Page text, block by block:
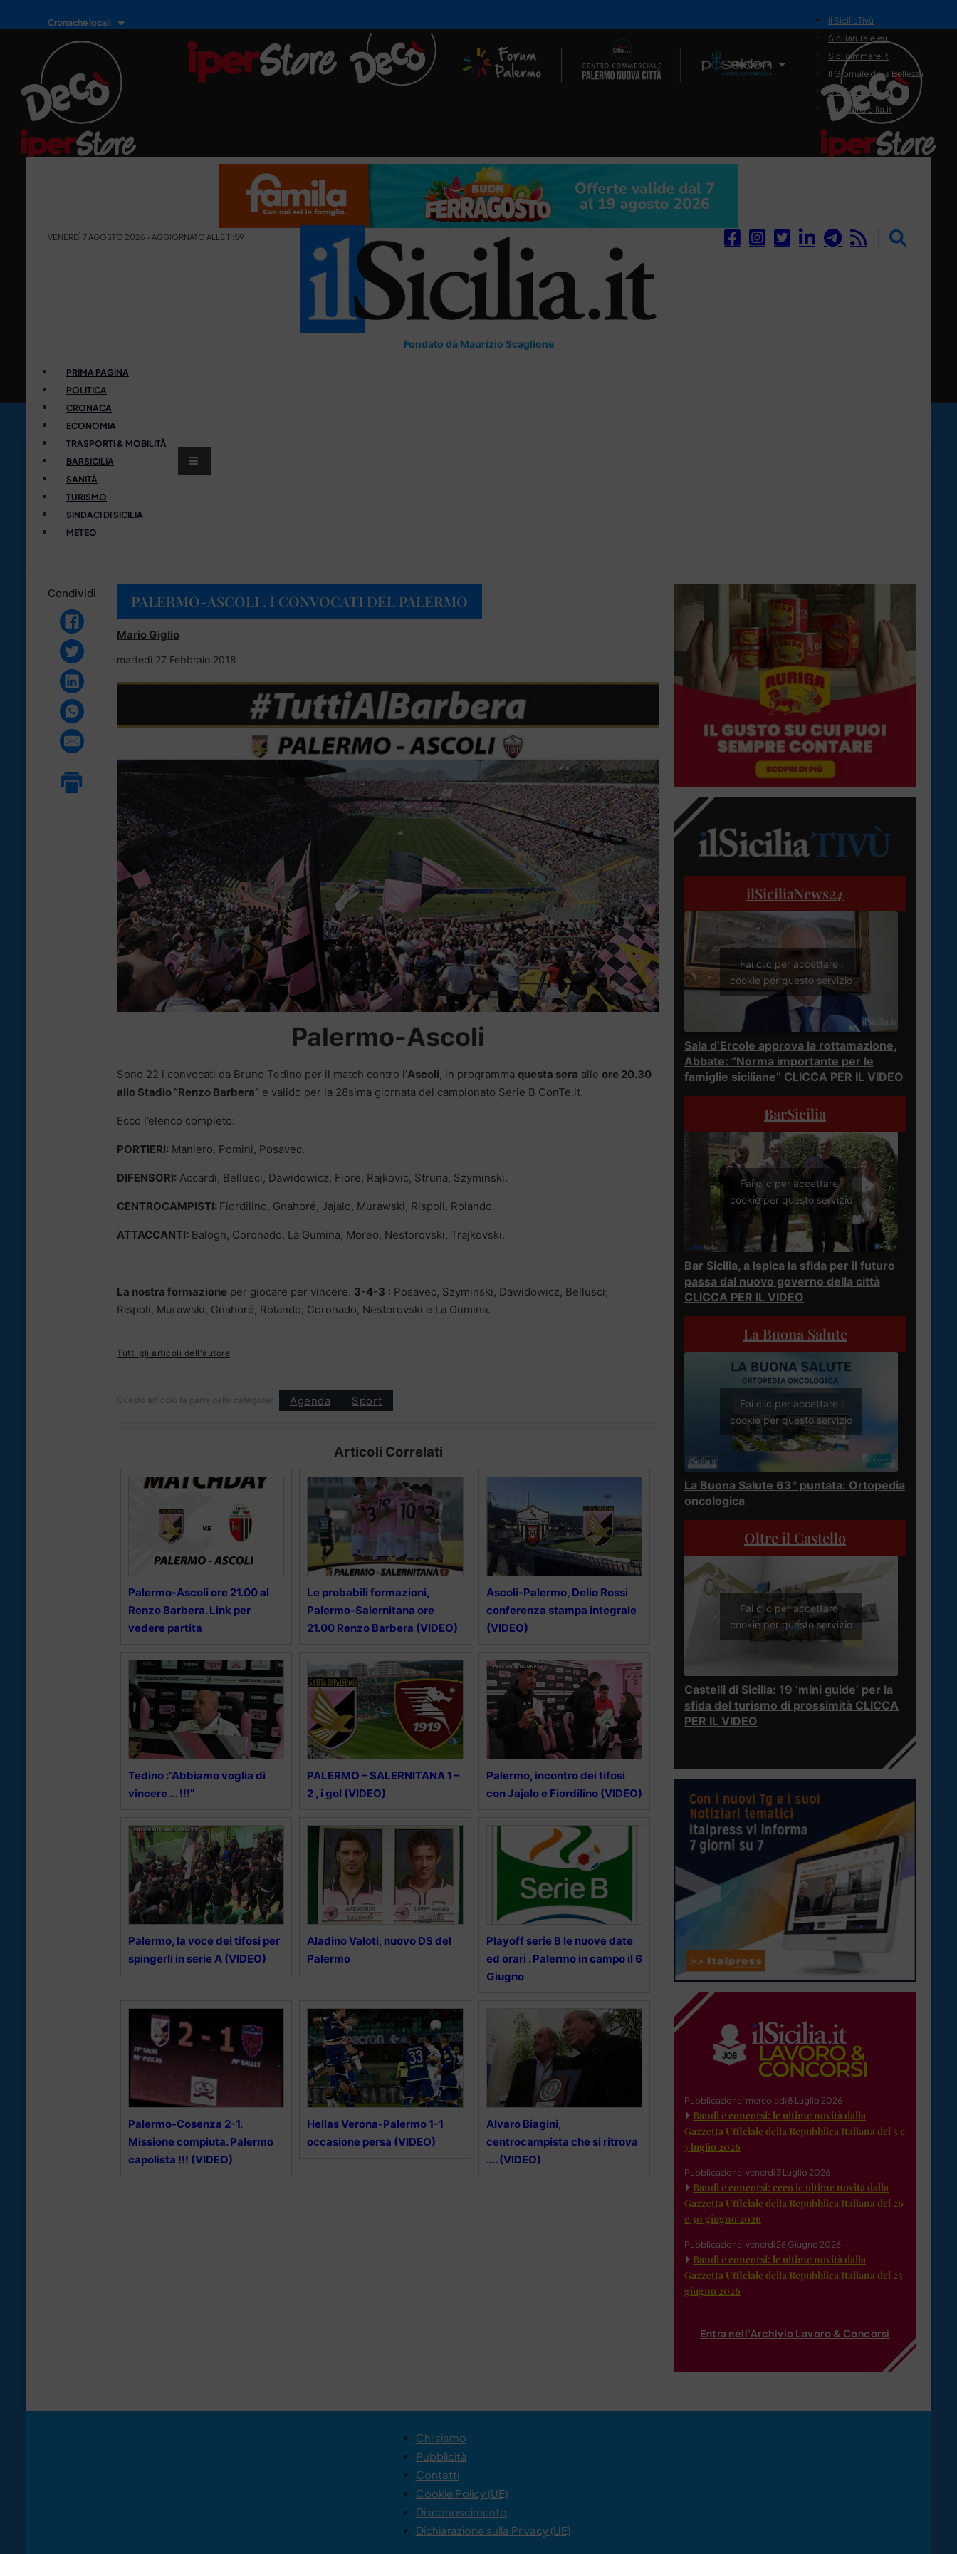
Cronache locali
Il Network
il SiciliaTivù
Siciliarurale.eu
Siciliammare.it
Il Giornale della Bellezza
Siciliamedica.it
Sanitainsicilia.it
VENERDÌ 7 AGOSTO 2026 - AGGIORNATO ALLE 11:59
Fondato da Maurizio Scaglione
PRIMA PAGINA
POLITICA
CRONACA
ECONOMIA
TRASPORTI & MOBILITÀ
BARSICILIA
SANITÀ
TURISMO
SINDACI DI SICILIA
METEO
Condividi PALERMO-ASCOLI . I CONVOCATI DEL PALERMO
Mario Giglio
martedì 27 Febbraio 2018
Palermo-Ascoli
Sono 22 i convocati da Bruno Tedino per il match contro l’Ascoli, in programma questa sera alle ore 20.30
allo Stadio ”Renzo Barbera” e valido per la 28sima giornata del campionato Serie B ConTe.it.
Ecco l’elenco completo:
PORTIERI: Maniero, Pomini, Posavec.
DIFENSORI: Accardi, Bellusci, Dawidowicz, Fiore, Rajkovic, Struna, Szyminski.
CENTROCAMPISTI: Fiordilino, Gnahoré, Jajalo, Murawski, Rispoli, Rolando.
ATTACCANTI: Balogh, Coronado, La Gumina, Moreo, Nestorovski, Trajkovski.
La nostra formazione per giocare per vincere. 3-4-3 : Posavec, Szyminski, Dawidowicz, Bellusci;
Rispoli, Murawski, Gnahoré, Rolando; Coronado, Nestorovski e La Gumina.
Tutti gli articoli dell'autore
Questo articolo fa parte delle categorie: Agenda Sport
Articoli Correlati
Palermo-Ascoli ore 21.00 al
Renzo Barbera. Link per
vedere partita
Le probabili formazioni,
Palermo-Salernitana ore
21.00 Renzo Barbera (VIDEO)
Ascoli-Palermo, Delio Rossi
conferenza stampa integrale
(VIDEO)
Tedino :”Abbiamo voglia di
vincere … !!!”
PALERMO – SALERNITANA 1 –
2 , i gol (VIDEO)
Palermo, incontro dei tifosi
con Jajalo e Fiordilino (VIDEO)
Palermo, la voce dei tifosi per
spingerli in serie A (VIDEO)
Aladino Valoti, nuovo DS del
Palermo
Playoff serie B le nuove date
ed orari . Palermo in campo il 6
Giugno
Palermo-Cosenza 2-1.
Missione compiuta. Palermo
capolista !!! (VIDEO)
Hellas Verona-Palermo 1-1
occasione persa (VIDEO)
Alvaro Biagini,
centrocampista che si ritrova
…. (VIDEO)
ilSiciliaNews24
Fai clic per accettare i
cookie per questo servizio
Sala d’Ercole approva la rottamazione,
Abbate: “Norma importante per le
famiglie siciliane” CLICCA PER IL VIDEO
BarSicilia
Fai clic per accettare i
cookie per questo servizio
Bar Sicilia, a Ispica la sfida per il futuro
passa dal nuovo governo della città
CLICCA PER IL VIDEO
La Buona Salute
Fai clic per accettare i
cookie per questo servizio
La Buona Salute 63° puntata: Ortopedia
oncologica
Oltre il Castello
Fai clic per accettare i
cookie per questo servizio
Castelli di Sicilia: 19 ‘mini guide’ per la
sfida del turismo di prossimità CLICCA
PER IL VIDEO
Pubblicazione: mercoledì 8 Luglio 2026
Bandi e concorsi: le ultime novità dalla
Gazzetta Ufficiale della Repubblica Italiana del 3 e
7 luglio 2026
Pubblicazione: venerdì 3 Luglio 2026
Bandi e concorsi: ecco le ultime novità dalla
Gazzetta Ufficiale della Repubblica Italiana del 26
e 30 giugno 2026
Pubblicazione: venerdì 26 Giugno 2026
Bandi e concorsi: le ultime novità dalla
Gazzetta Ufficiale della Repubblica Italiana del 23
giugno 2026
Entra nell'Archivio Lavoro & Concorsi
Chi siamo
Pubblicità
Contatti
Cookie Policy (UE)
Disconoscimento
Dichiarazione sulla Privacy (UE)